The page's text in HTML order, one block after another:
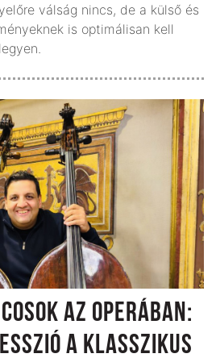
válság nincs, de a külső és
is optimálisan kell
AZ OPERÁBAN:
A KLASSZIKUS